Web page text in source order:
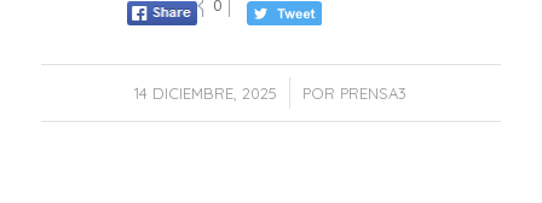
0
14 DICIEMBRE, 2025
/ POR PRENSA3